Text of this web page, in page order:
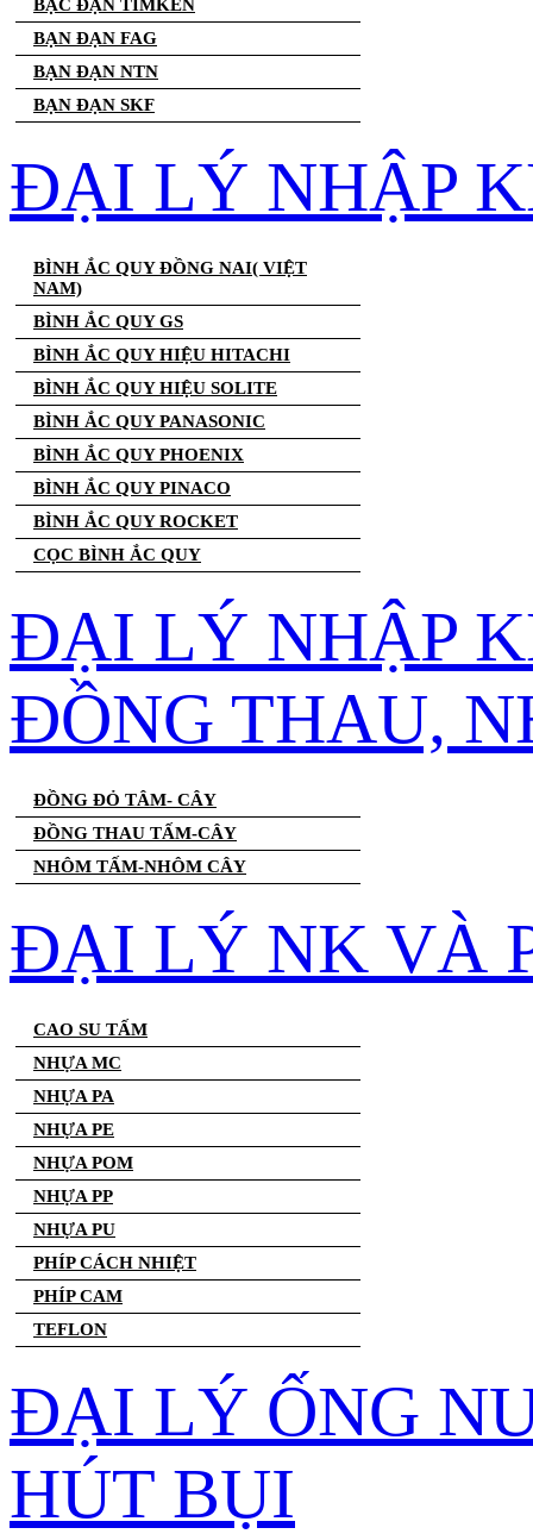
BẠC ĐẠN TIMKEN
BẠN ĐẠN FAG
BẠN ĐẠN NTN
BẠN ĐẠN SKF
ĐẠI LÝ NHẬP
BÌNH ẮC QUY ĐỒNG NAI( VIỆT
NAM)
BÌNH ẮC QUY GS
BÌNH ẮC QUY HIỆU HITACHI
BÌNH ẮC QUY HIỆU SOLITE
BÌNH ẮC QUY PANASONIC
BÌNH ẮC QUY PHOENIX
BÌNH ẮC QUY PINACO
BÌNH ẮC QUY ROCKET
CỌC BÌNH ẮC QUY
ĐẠI LÝ NHẬP
ĐỒNG THAU,
ĐỒNG ĐỎ TÂM- CÂY
ĐỒNG THAU TẤM-CÂY
NHÔM TẤM-NHÔM CÂY
ĐẠI LÝ NK VÀ
CAO SU TẤM
NHỰA MC
NHỰA PA
NHỰA PE
NHỰA POM
NHỰA PP
NHỰA PU
PHÍP CÁCH NHIỆT
PHÍP CAM
TEFLON
ĐẠI LÝ ỐNG
HÚT BỤI